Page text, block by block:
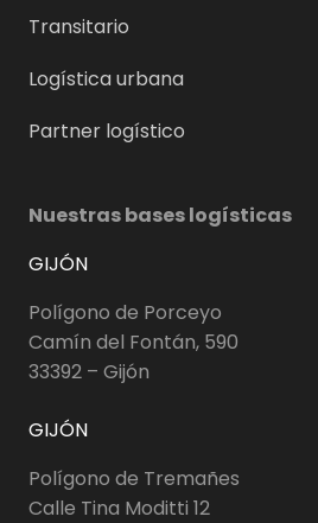
Transitario
Logística urbana
Partner logístico
Nuestras bases logísticas
GIJÓN
Polígono de Porceyo
Camín del Fontán, 590
33392 – Gijón
GIJÓN
Polígono de Tremañes
Calle Tina Moditti 12